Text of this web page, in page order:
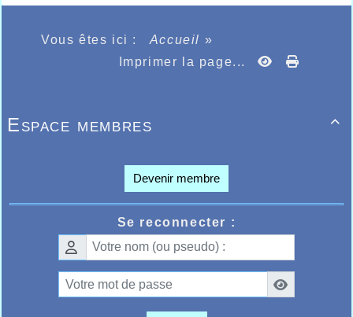
Vous êtes ici : Accueil »
Imprimer la page...

Espace membres
Devenir membre
Se reconnecter :